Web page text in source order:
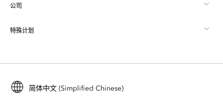
ArcGIS 博客
Esri 年轻专家关系网
什么是 GIS？
位置智能
培训
ArcUser
公司
关于 Esri
招贤纳士
特殊计划
ArcGIS for Student Use
简体中文 (Simplified Chinese)